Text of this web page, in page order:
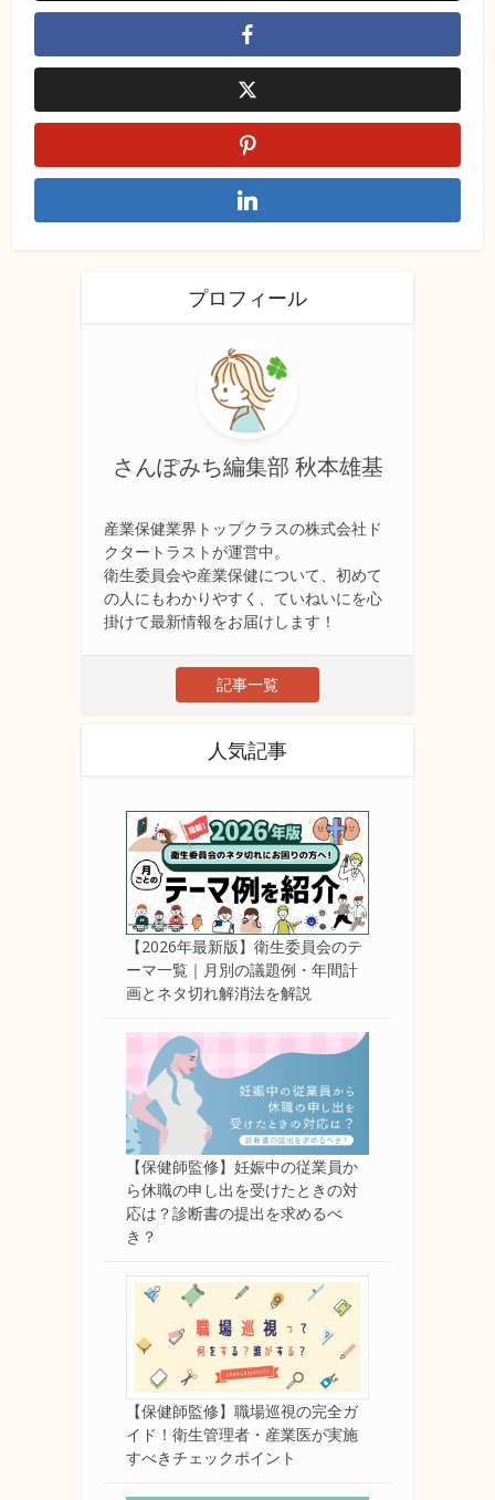
プロフィール
さんぽみち編集部 秋本雄基
産業保健業界トップクラスの株式会社ド
クタートラストが運営中。
衛生委員会や産業保健について、初めて
の人にもわかりやすく、ていねいにを心
掛けて最新情報をお届けします！
記事一覧
人気記事
【2026年最新版】衛生委員会のテ
ーマ一覧｜月別の議題例・年間計
画とネタ切れ解消法を解説
【保健師監修】妊娠中の従業員か
ら休職の申し出を受けたときの対
応は？診断書の提出を求めるべ
き？
【保健師監修】職場巡視の完全ガ
イド！衛生管理者・産業医が実施
すべきチェックポイント